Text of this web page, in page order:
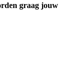
graag jouw